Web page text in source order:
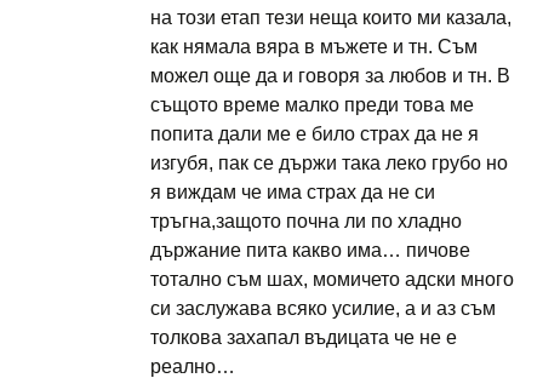
на този етап тези неща които ми казала,
как нямала вяра в мъжете и тн. Съм
можел още да и говоря за любов и тн. В
същото време малко преди това ме
попита дали ме е било страх да не я
изгубя, пак се държи така леко грубо но
я виждам че има страх да не си
тръгна,защото почна ли по хладно
държание пита какво има… пичове
тотално съм шах, момичето адски много
си заслужава всяко усилие, а и аз съм
толкова захапал въдицата че не е
реално…